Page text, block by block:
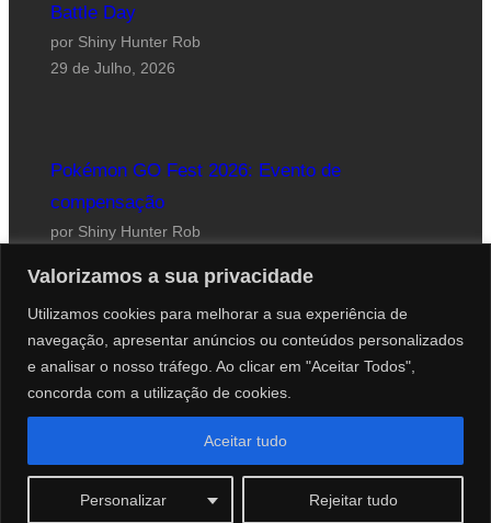
Valorizamos a sua privacidade
Utilizamos cookies para melhorar a sua experiência de
navegação, apresentar anúncios ou conteúdos personalizados
e analisar o nosso tráfego. Ao clicar em "Aceitar Todos",
concorda com a utilização de cookies.
Personalizar Rejeitar tudo
Aceitar tudo
Battle Day
por Shiny Hunter Rob
29 de Julho, 2026
Pokémon GO Fest 2026: Evento de
compensação
por Shiny Hunter Rob
Website desenhado por Roberto Coutinho
© 2012-2026 PokéCenter Blog